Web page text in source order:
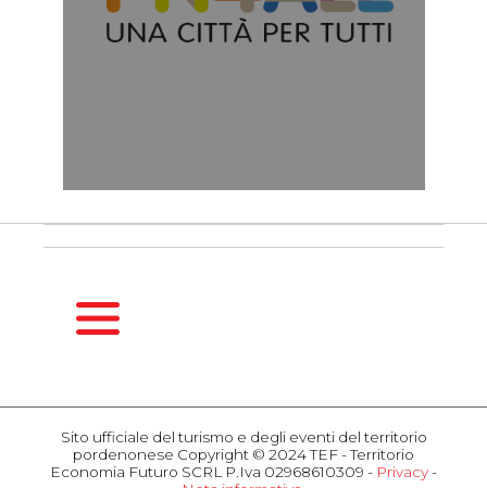
STAGIONALE
Primavera
Sito ufficiale del turismo e degli eventi del territorio
pordenonese Copyright © 2024 TEF - Territorio
Economia Futuro SCRL P.Iva 02968610309 - Privacy -